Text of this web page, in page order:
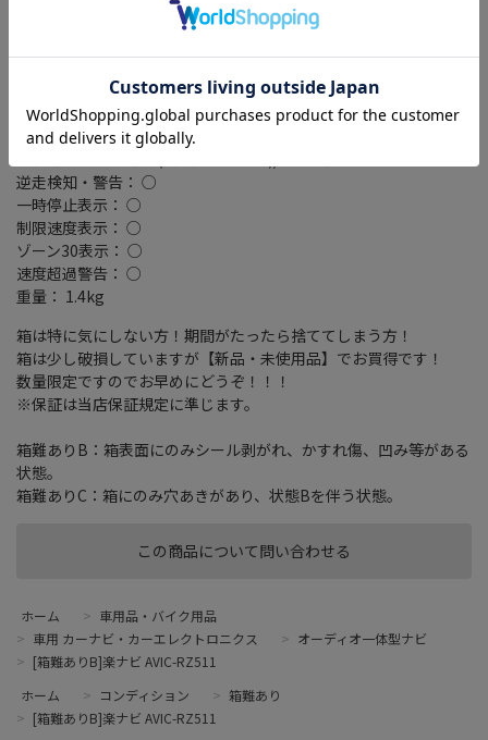
この商品について問い合わせる
VICSWIDE： ○
VICS： ○
スマートIC考慮検索： ○
逆走検知・警告： ○
一時停止表示： ○
制限速度表示： ○
ゾーン30表示： ○
速度超過警告： ○
重量： 1.4kg
箱は特に気にしない方！期間がたったら捨ててしまう方！
箱は少し破損していますが【新品・未使用品】でお買得です！
数量限定ですのでお早めにどうぞ！！！
※保証は当店保証規定に準じます。
箱難ありB：箱表面にのみシール剥がれ、かすれ傷、凹み等がある
状態。
箱難ありC：箱にのみ穴あきがあり、状態Bを伴う状態。
ホーム > 車用品・バイク用品
> 車用 カーナビ・カーエレクトロニクス > オーディオ一体型ナビ
> [箱難ありB]楽ナビ AVIC-RZ511
ホーム
> コンディション > 箱難あり
> [箱難ありB]楽ナビ AVIC-RZ511